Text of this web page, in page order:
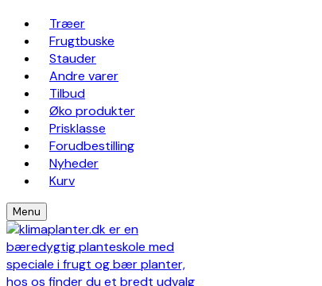
Træer
Frugtbuske
Stauder
Andre varer
Tilbud
Øko produkter
Prisklasse
Forudbestilling
Nyheder
Kurv
Menu